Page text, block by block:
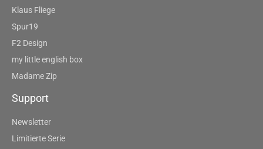
Klaus Fliege
Spur19
F2 Design
my little english box
Madame Zip
Support
Newsletter
Limitierte Serie